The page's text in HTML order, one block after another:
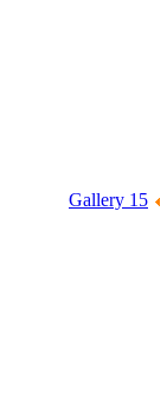
Gallery 15